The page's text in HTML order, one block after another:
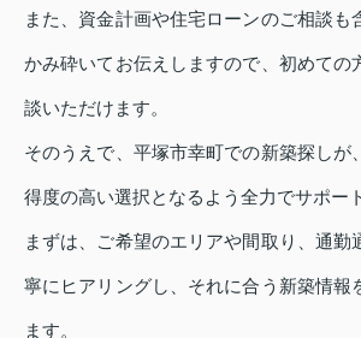
また、資金計画や住宅ローンのご相談も
かみ砕いてお伝えしますので、初めての
談いただけます。
そのうえで、平塚市幸町での新築探しが
得度の高い選択となるよう全力でサポー
まずは、ご希望のエリアや間取り、通勤
寧にヒアリングし、それに合う新築情報
ます。